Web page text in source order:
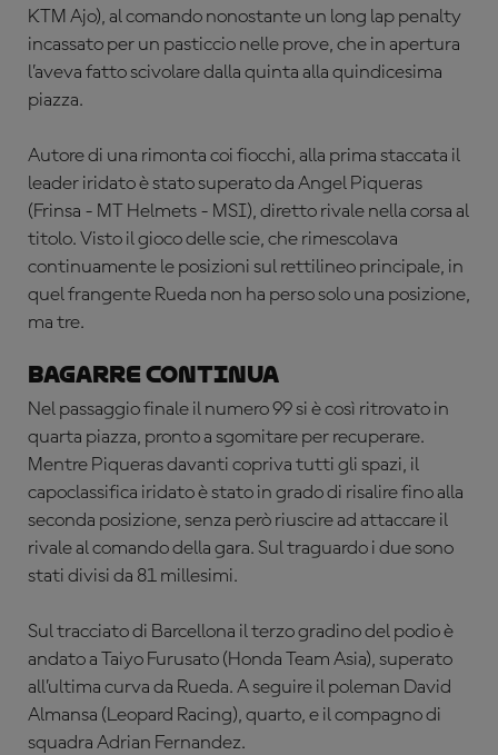
KTM Ajo), al comando nonostante un long lap penalty
incassato per un pasticcio nelle prove, che in apertura
l’aveva fatto scivolare dalla quinta alla quindicesima
piazza.
Autore di una rimonta coi fiocchi, alla prima staccata il
leader iridato è stato superato da Angel Piqueras
(Frinsa - MT Helmets - MSI), diretto rivale nella corsa al
titolo. Visto il gioco delle scie, che rimescolava
continuamente le posizioni sul rettilineo principale, in
quel frangente Rueda non ha perso solo una posizione,
ma tre.
Bagarre continua
Nel passaggio finale il numero 99 si è così ritrovato in
quarta piazza, pronto a sgomitare per recuperare.
Mentre Piqueras davanti copriva tutti gli spazi, il
capoclassifica iridato è stato in grado di risalire fino alla
seconda posizione, senza però riuscire ad attaccare il
rivale al comando della gara. Sul traguardo i due sono
stati divisi da 81 millesimi.
Sul tracciato di Barcellona il terzo gradino del podio è
andato a Taiyo Furusato (Honda Team Asia), superato
all’ultima curva da Rueda. A seguire il poleman David
Almansa (Leopard Racing), quarto, e il compagno di
squadra Adrian Fernandez.